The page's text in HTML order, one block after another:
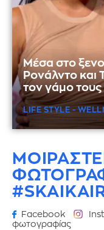
Μέσα στο
Ρονάλντο και
τον γάμο
LIFE STYLE -
Facebook
φωτογραφίας